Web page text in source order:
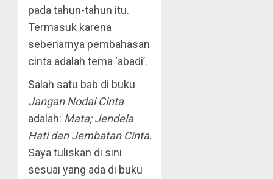
pada tahun-tahun itu.
Termasuk karena
sebenarnya pembahasan
cinta adalah tema ‘abadi’.
Salah satu bab di buku
Jangan Nodai Cinta
adalah: Mata; Jendela
Hati dan Jembatan Cinta.
Saya tuliskan di sini
sesuai yang ada di buku